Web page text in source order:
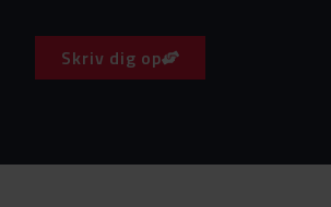
Skriv dig op